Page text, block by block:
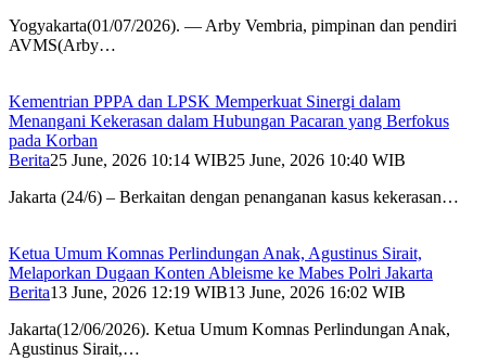
Yogyakarta(01/07/2026). — Arby Vembria, pimpinan dan pendiri
AVMS(Arby…
Kementrian PPPA dan LPSK Memperkuat Sinergi dalam
Menangani Kekerasan dalam Hubungan Pacaran yang Berfokus
pada Korban
Berita25 June, 2026 10:14 WIB25 June, 2026 10:40 WIB
Jakarta (24/6) – Berkaitan dengan penanganan kasus kekerasan…
Ketua Umum Komnas Perlindungan Anak, Agustinus Sirait,
Melaporkan Dugaan Konten Ableisme ke Mabes Polri Jakarta
Berita13 June, 2026 12:19 WIB13 June, 2026 16:02 WIB
Jakarta(12/06/2026). Ketua Umum Komnas Perlindungan Anak,
Agustinus Sirait,…